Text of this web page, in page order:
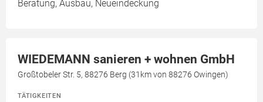
Beratung, Ausbau, Neueindeckung
WIEDEMANN sanieren + wohnen GmbH
Großtobeler Str. 5, 88276 Berg (31km von 88276 Owingen)
TÄTIGKEITEN